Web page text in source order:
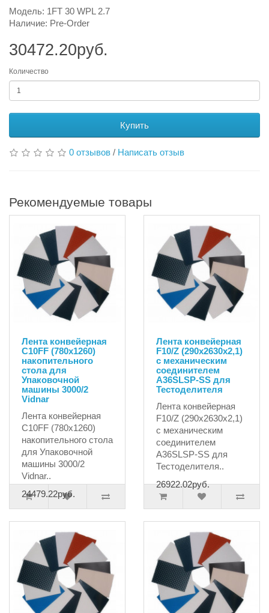
Модель: 1FT 30 WPL 2.7
Наличие: Pre-Order
30472.20руб.
Количество
Купить
0 отзывов / Написать отзыв
Рекомендуемые товары
Лента конвейерная
C10FF (780х1260)
накопительного
стола для
Упаковочной
машины 3000/2
Vidnar
Лента конвейерная
C10FF (780х1260)
накопительного стола
для Упаковочной
машины 3000/2
Vidnar..
24479.22руб.
Лента конвейерная
F10/Z (290х2630х2,1)
с механическим
соединителем
A36SLSP-SS для
Тестоделителя
Лента конвейерная
F10/Z (290х2630х2,1)
с механическим
соединителем
A36SLSP-SS для
Тестоделителя..
26922.02руб.